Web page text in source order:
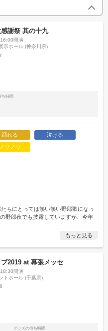
謝祭 其の十九
開演
示ホール (神奈川県)
ち時間
踊れる
泣ける
ノリノリ
ちにとっては熱い熱い野郎歌になっ
野郎夜でも披露していますが、今年
もっと見る
2019 at 幕張メッセ
開演
トホール (千葉県)
グッズの待ち時間